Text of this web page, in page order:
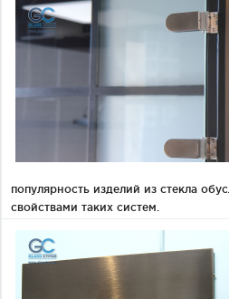
популярность изделий из стекла
свойствами таких систем.